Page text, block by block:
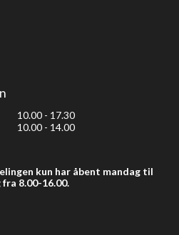
10.00 - 17.30
10.00 - 14.00
kun har åbent mandag til
8.00-16.00.